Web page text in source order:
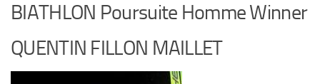
BIATHLON Poursuite Homme Winner
QUENTIN FILLON MAILLET